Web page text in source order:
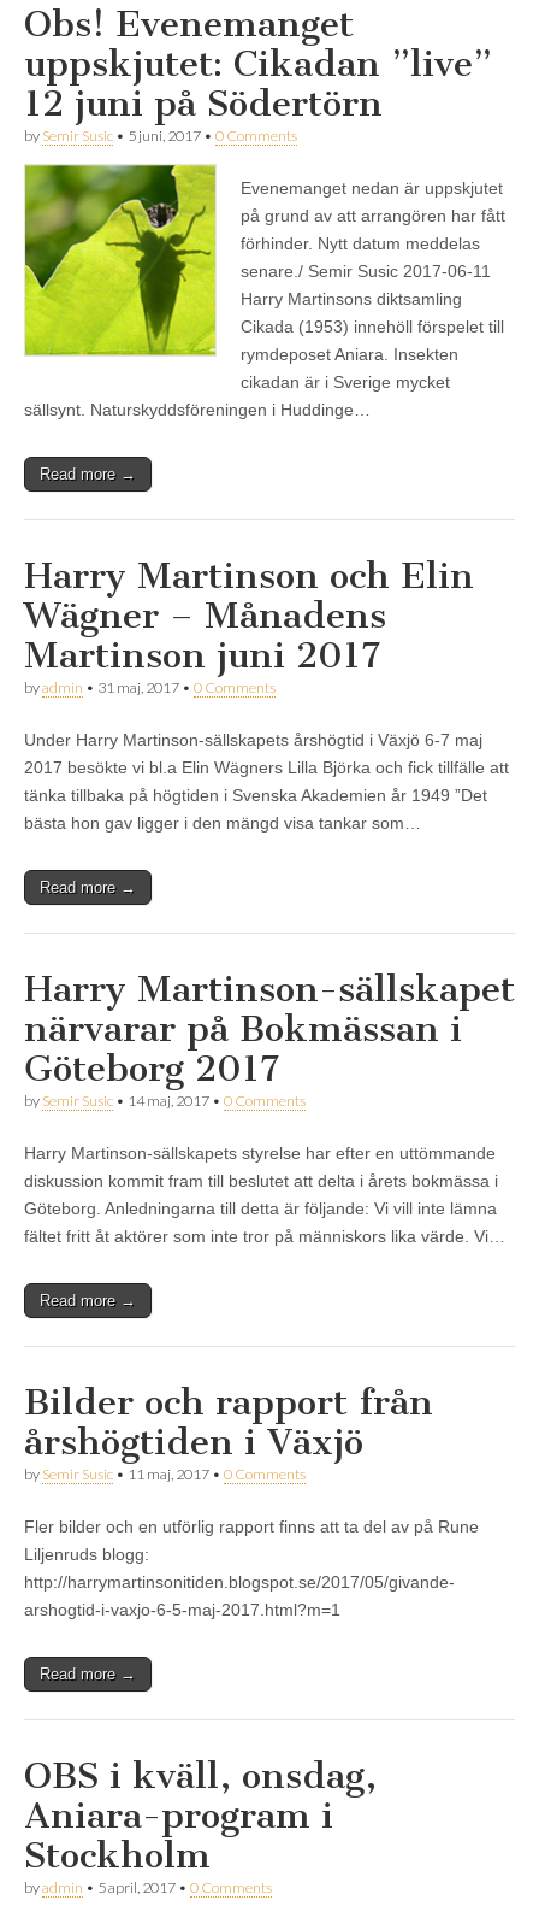
Obs! Evenemanget
uppskjutet: Cikadan ”live”
12 juni på Södertörn
by Semir Susic • 5 juni, 2017 • 0 Comments
Evenemanget nedan är uppskjutet
på grund av att arrangören har fått
förhinder. Nytt datum meddelas
senare./ Semir Susic 2017-06-11
Harry Martinsons diktsamling
Cikada (1953) innehöll förspelet till
rymdeposet Aniara. Insekten
cikadan är i Sverige mycket
sällsynt. Naturskyddsföreningen i Huddinge…
Read more →
Harry Martinson och Elin
Wägner – Månadens
Martinson juni 2017
byadmin • 31 maj, 2017 • 0 Comments
Under Harry Martinson-sällskapets årshögtid i Växjö 6-7 maj
2017 besökte vi bl.a Elin Wägners Lilla Björka och fick tillfälle att
tänka tillbaka på högtiden i Svenska Akademien år 1949 ”Det
bästa hon gav ligger i den mängd visa tankar som…
Read more →
Harry Martinson-sällskapet
närvarar på Bokmässan i
Göteborg 2017
by Semir Susic • 14 maj, 2017 • 0 Comments
Harry Martinson-sällskapets styrelse har efter en uttömmande
diskussion kommit fram till beslutet att delta i årets bokmässa i
Göteborg. Anledningarna till detta är följande: Vi vill inte lämna
fältet fritt åt aktörer som inte tror på människors lika värde. Vi…
Read more →
Bilder och rapport från
årshögtiden i Växjö
by Semir Susic • 11 maj, 2017 • 0 Comments
Fler bilder och en utförlig rapport finns att ta del av på Rune
Liljenruds blogg:
http://harrymartinsonitiden.blogspot.se/2017/05/givande-
arshogtid-i-vaxjo-6-5-maj-2017.html?m=1
Read more →
OBS i kväll, onsdag,
Aniara-program i
Stockholm
byadmin • 5 april, 2017 • 0 Comments